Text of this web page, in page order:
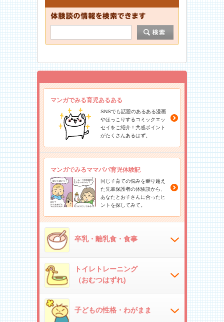
マンガでみる育児あるある
SNSでも話題のあるある漫画
やほっこりするコミックエッ
セイをご紹介！共感ポイント
がたくさんあるはず。
マンガでみるママパパ育児体験記
同じ子育ての悩みを乗り越え
た先輩保護者の体験談から、
あなたとお子さんに合ったヒ
ントを探してみて。
卒乳・離乳食・食事
トイレトレーニング
（おむつはずれ)
子どもの性格・わがまま